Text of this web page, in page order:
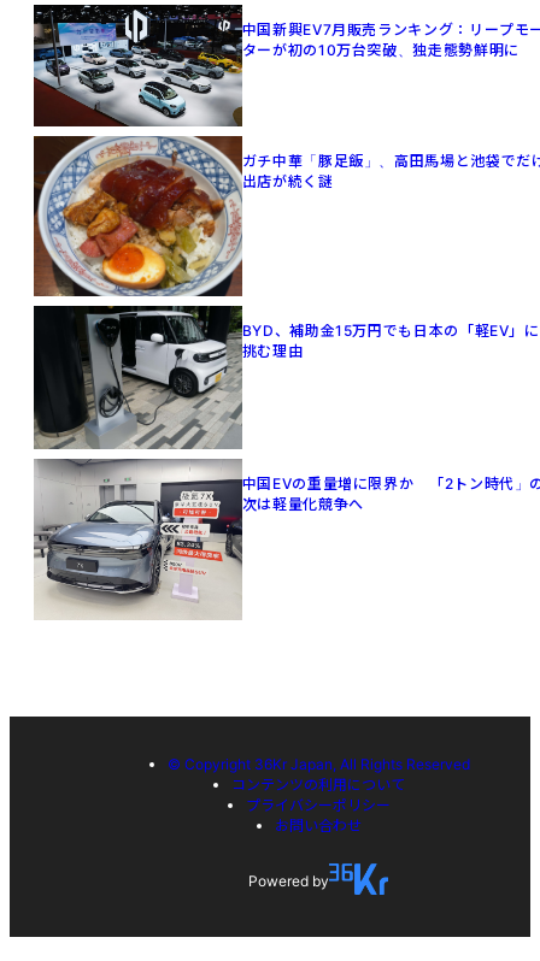
中国新興EV7月販売ランキング：リープモ
ターが初の10万台突破、独走態勢鮮明に
ガチ中華「豚足飯」、高田馬場と池袋でだ
出店が続く謎
BYD、補助金15万円でも日本の「軽EV」に
挑む理由
中国EVの重量増に限界か 「2トン時代」
次は軽量化競争へ
© Copyright 36Kr Japan, All Rights Reserved
コンテンツの利用について
プライバシーポリシー
お問い合わせ
Powered by